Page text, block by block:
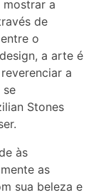
a
de
o
a arte é
a
se
Stones
às
as
sua beleza e